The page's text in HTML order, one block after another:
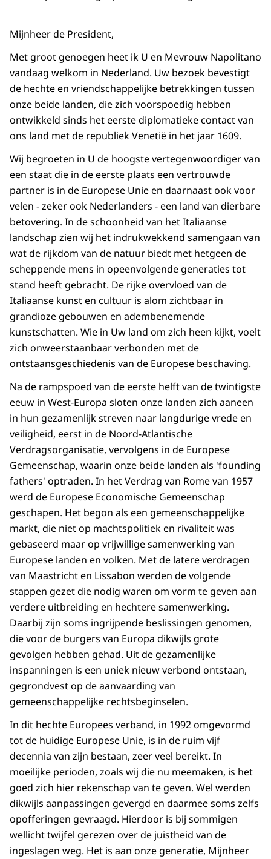
Mijnheer de President,
Met groot genoegen heet ik U en Mevrouw Napolitano
vandaag welkom in Nederland. Uw bezoek bevestigt
de hechte en vriendschappelijke betrekkingen tussen
onze beide landen, die zich voorspoedig hebben
ontwikkeld sinds het eerste diplomatieke contact van
ons land met de republiek Venetië in het jaar 1609.
Wij begroeten in U de hoogste vertegenwoordiger van
een staat die in de eerste plaats een vertrouwde
partner is in de Europese Unie en daarnaast ook voor
velen - zeker ook Nederlanders - een land van dierbare
betovering. In de schoonheid van het Italiaanse
landschap zien wij het indrukwekkend samengaan van
wat de rijkdom van de natuur biedt met hetgeen de
scheppende mens in opeenvolgende generaties tot
stand heeft gebracht. De rijke overvloed van de
Italiaanse kunst en cultuur is alom zichtbaar in
grandioze gebouwen en adembenemende
kunstschatten. Wie in Uw land om zich heen kijkt, voelt
zich onweerstaanbaar verbonden met de
ontstaansgeschiedenis van de Europese beschaving.
Na de rampspoed van de eerste helft van de twintigste
eeuw in West-Europa sloten onze landen zich aaneen
in hun gezamenlijk streven naar langdurige vrede en
veiligheid, eerst in de Noord-Atlantische
Verdragsorganisatie, vervolgens in de Europese
Gemeenschap, waarin onze beide landen als 'founding
fathers' optraden. In het Verdrag van Rome van 1957
werd de Europese Economische Gemeenschap
geschapen. Het begon als een gemeenschappelijke
markt, die niet op machtspolitiek en rivaliteit was
gebaseerd maar op vrijwillige samenwerking van
Europese landen en volken. Met de latere verdragen
van Maastricht en Lissabon werden de volgende
stappen gezet die nodig waren om vorm te geven aan
verdere uitbreiding en hechtere samenwerking.
Daarbij zijn soms ingrijpende beslissingen genomen,
die voor de burgers van Europa dikwijls grote
gevolgen hebben gehad. Uit de gezamenlijke
inspanningen is een uniek nieuw verbond ontstaan,
gegrondvest op de aanvaarding van
gemeenschappelijke rechtsbeginselen.
In dit hechte Europees verband, in 1992 omgevormd
tot de huidige Europese Unie, is in de ruim vijf
decennia van zijn bestaan, zeer veel bereikt. In
moeilijke perioden, zoals wij die nu meemaken, is het
goed zich hier rekenschap van te geven. Wel werden
dikwijls aanpassingen gevergd en daarmee soms zelfs
opofferingen gevraagd. Hierdoor is bij sommigen
wellicht twijfel gerezen over de juistheid van de
ingeslagen weg. Het is aan onze generatie, Mijnheer